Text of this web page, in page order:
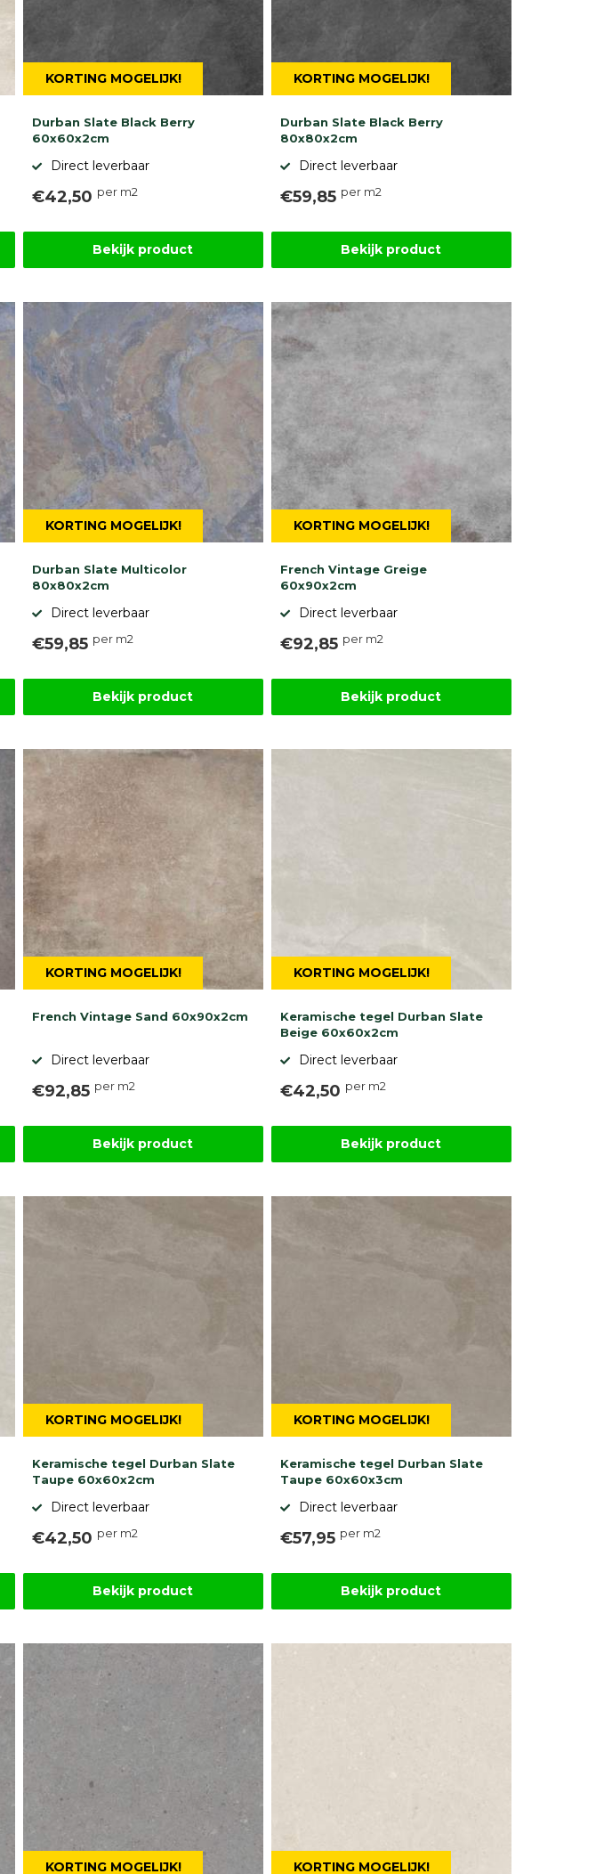
KORTING MOGELIJK!
Durban Slate Black Berry
60x60x2cm
Direct leverbaar
€42,50 per m2
Bekijk product
KORTING MOGELIJK!
Durban Slate Black Berry
80x80x2cm
Direct leverbaar
€59,85 per m2
Bekijk product
KORTING MOGELIJK!
Durban Slate Multicolor
80x80x2cm
Direct leverbaar
€59,85 per m2
Bekijk product
KORTING MOGELIJK!
French Vintage Greige
60x90x2cm
Direct leverbaar
€92,85 per m2
Bekijk product
KORTING MOGELIJK!
French Vintage Sand 60x90x2cm
Direct leverbaar
€92,85 per m2
Bekijk product
KORTING MOGELIJK!
Keramische tegel Durban Slate
Beige 60x60x2cm
Direct leverbaar
€42,50 per m2
Bekijk product
KORTING MOGELIJK!
Keramische tegel Durban Slate
Taupe 60x60x2cm
Direct leverbaar
€42,50 per m2
Bekijk product
KORTING MOGELIJK!
Keramische tegel Durban Slate
Taupe 60x60x3cm
Direct leverbaar
€57,95 per m2
Bekijk product
KORTING MOGELIJK! KORTING MOGELIJK!